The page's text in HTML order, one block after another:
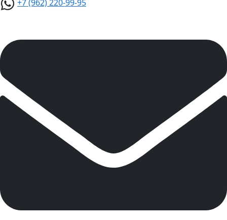
+7 (962) 220-99-95